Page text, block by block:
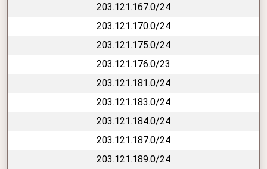
203.121.167.0/24
203.121.170.0/24
203.121.175.0/24
203.121.176.0/23
203.121.181.0/24
203.121.183.0/24
203.121.184.0/24
203.121.187.0/24
203.121.189.0/24